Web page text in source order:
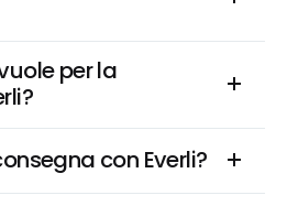
per la
con Everli?